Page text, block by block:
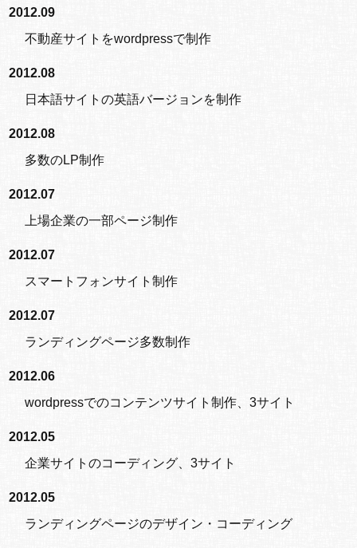
2012.09
不動産サイトをwordpressで制作
2012.08
日本語サイトの英語バージョンを制作
2012.08
多数のLP制作
2012.07
上場企業の一部ページ制作
2012.07
スマートフォンサイト制作
2012.07
ランディングページ多数制作
2012.06
wordpressでのコンテンツサイト制作、3サイト
2012.05
企業サイトのコーディング、3サイト
2012.05
ランディングページのデザイン・コーディング